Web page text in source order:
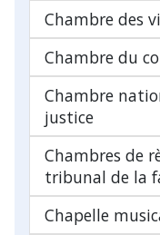
Chambre des
Chambre du
Chambre
justice
Chambres de
tribunal de la
Chapelle